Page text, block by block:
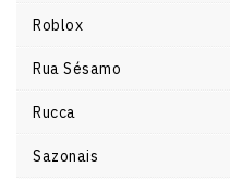
Roblox
Rua Sésamo
Rucca
Sazonais